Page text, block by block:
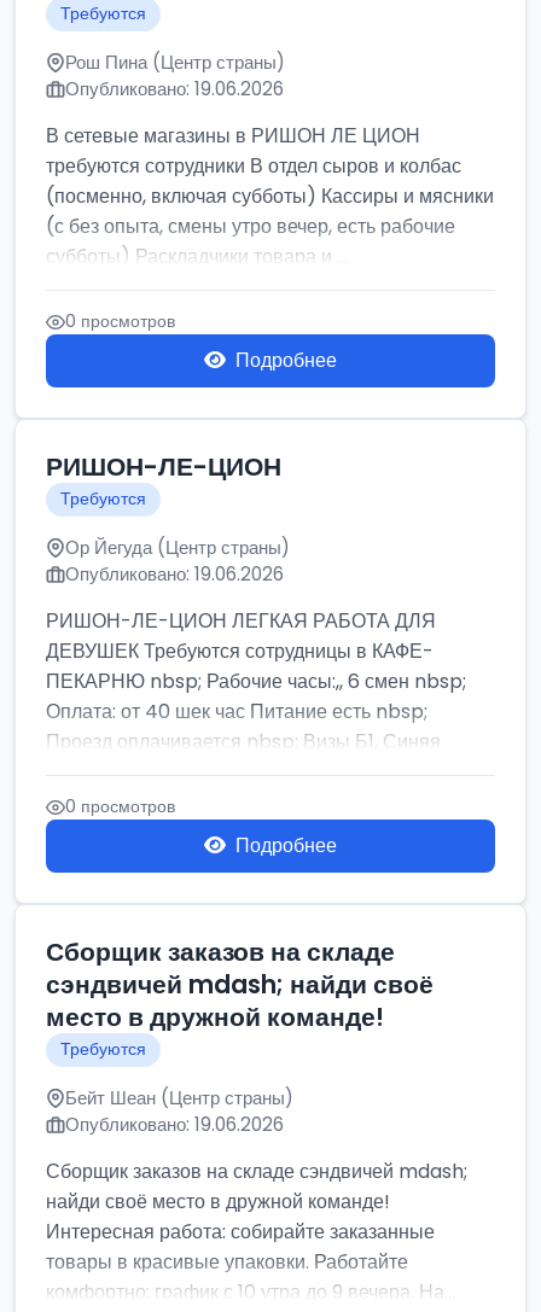
Требуются
Рош Пина (Центр страны)
Опубликовано: 19.06.2026
В сетевые магазины в РИШОН ЛЕ ЦИОН
требуются сотрудники В отдел сыров и колбас
(посменно, включая субботы) Кассиры и мясники
(с без опыта, смены утро вечер, есть рабочие
субботы) Раскладчики товара и ...
0 просмотров
Подробнее
РИШОН-ЛЕ-ЦИОН
Требуются
Ор Йегуда (Центр страны)
Опубликовано: 19.06.2026
РИШОН-ЛЕ-ЦИОН ЛЕГКАЯ РАБОТА ДЛЯ
ДЕВУШЕК Требуются сотрудницы в КАФЕ-
ПЕКАРНЮ nbsp; Рабочие часы:,, 6 смен nbsp;
Оплата: от 40 шек час Питание есть nbsp;
Проезд оплачивается nbsp; Визы Б1, Синяя
бумага,...
0 просмотров
Подробнее
Сборщик заказов на складе
сэндвичей mdash; найди своё
место в дружной команде!
Требуются
Бейт Шеан (Центр страны)
Опубликовано: 19.06.2026
Сборщик заказов на складе сэндвичей mdash;
найди своё место в дружной команде!
Интересная работа: собирайте заказанные
товары в красивые упаковки. Работайте
комфортно: график с 10 утра до 9 вечера. На...